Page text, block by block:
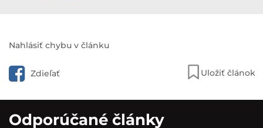
Nahlásiť chybu v článku
Zdieľať Uložiť článok
Odporúčané články